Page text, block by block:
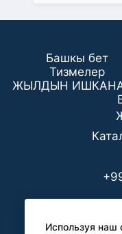
Используя наш
Башкы бет
Тизмелер
ЖЫЛДЫН